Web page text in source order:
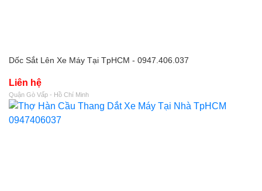
Dốc Sắt Lên Xe Máy Tại TpHCM - 0947.406.037
Liên hệ
Quận Gò Vấp - Hồ Chí Minh